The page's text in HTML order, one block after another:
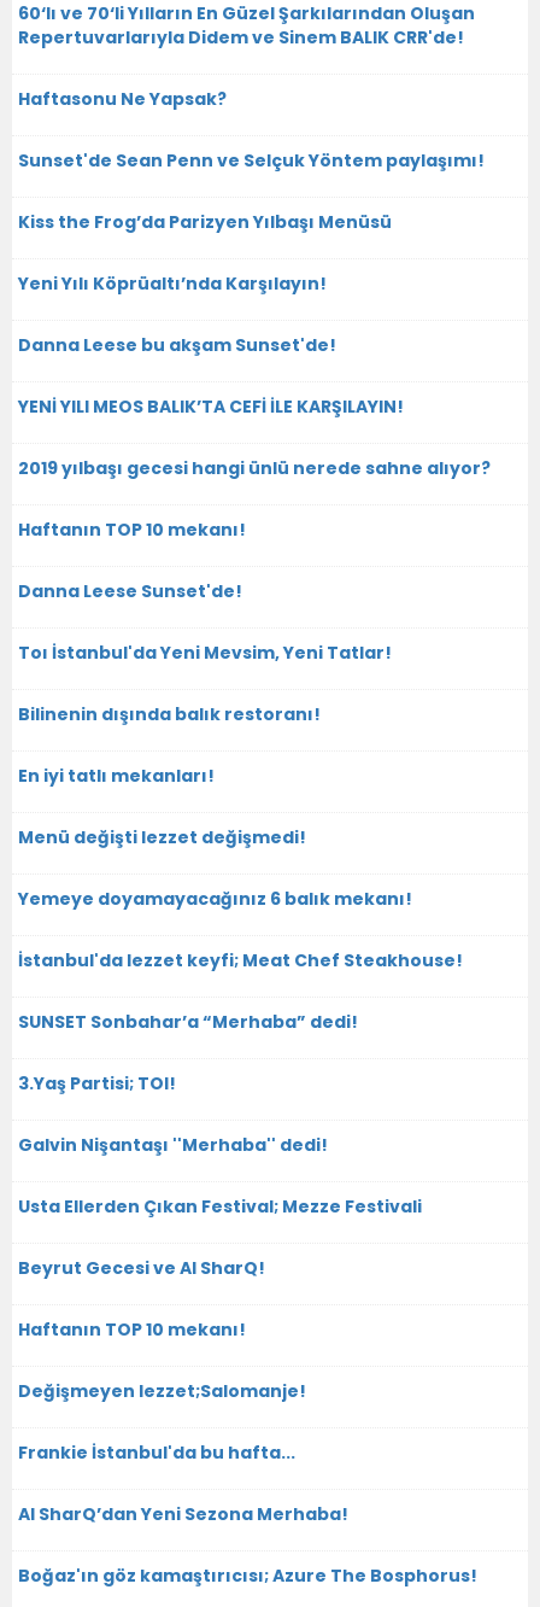
60‘lı ve 70‘li Yılların En Güzel Şarkılarından Oluşan
Repertuvarlarıyla Didem ve Sinem BALIK CRR'de!
Haftasonu Ne Yapsak?
Sunset'de Sean Penn ve Selçuk Yöntem paylaşımı!
Kiss the Frog’da Parizyen Yılbaşı Menüsü
Yeni Yılı Köprüaltı’nda Karşılayın!
Danna Leese bu akşam Sunset'de!
YENİ YILI MEOS BALIK’TA CEFİ İLE KARŞILAYIN!
2019 yılbaşı gecesi hangi ünlü nerede sahne alıyor?
Haftanın TOP 10 mekanı!
Danna Leese Sunset'de!
Toı İstanbul'da Yeni Mevsim, Yeni Tatlar!
Bilinenin dışında balık restoranı!
En iyi tatlı mekanları!
Menü değişti lezzet değişmedi!
Yemeye doyamayacağınız 6 balık mekanı!
İstanbul'da lezzet keyfi; Meat Chef Steakhouse!
SUNSET Sonbahar’a “Merhaba” dedi!
3.Yaş Partisi; TOI!
Galvin Nişantaşı ''Merhaba'' dedi!
Usta Ellerden Çıkan Festival; Mezze Festivali
Beyrut Gecesi ve Al SharQ!
Haftanın TOP 10 mekanı!
Değişmeyen lezzet;Salomanje!
Frankie İstanbul'da bu hafta...
Al SharQ’dan Yeni Sezona Merhaba!
Boğaz'ın göz kamaştırıcısı; Azure The Bosphorus!